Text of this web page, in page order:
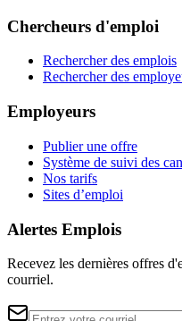
Chercheurs d'emploi
Rechercher des emplois
Rechercher des
Employeurs
Publier une offre
Système de suivi des
Nos tarifs
Sites d’emploi
Alertes Emplois
Recevez les dernières offres
courriel.